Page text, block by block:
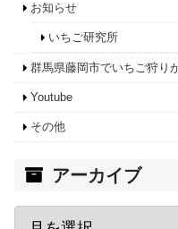
お知らせ
いちご研究所
群馬県藤岡市でいちご狩り
Youtube
その他
アーカイブ